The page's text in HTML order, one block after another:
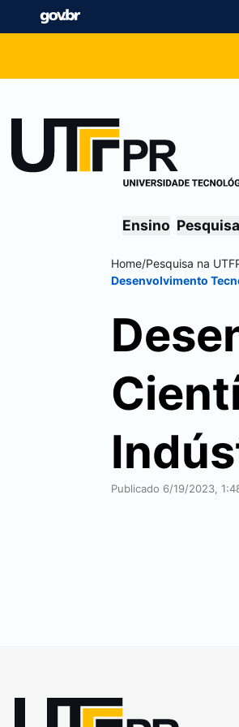
Ensino Pesquisa
Home/Pesquisa na
Desenvolvimento
Publicado 6/19/2023,